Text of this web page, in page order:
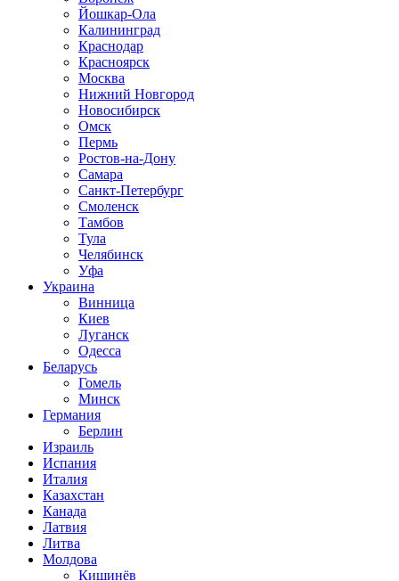
Йошкар-Ола
Калининград
Краснодар
Красноярск
Москва
Нижний Новгород
Новосибирск
Омск
Пермь
Ростов-на-Дону
Самара
Санкт-Петербург
Смоленск
Тамбов
Тула
Челябинск
Уфа
Украина
Винница
Киев
Луганск
Одесса
Беларусь
Гомель
Минск
Германия
Берлин
Израиль
Испания
Италия
Казахстан
Канада
Латвия
Литва
Молдова
Кишинёв